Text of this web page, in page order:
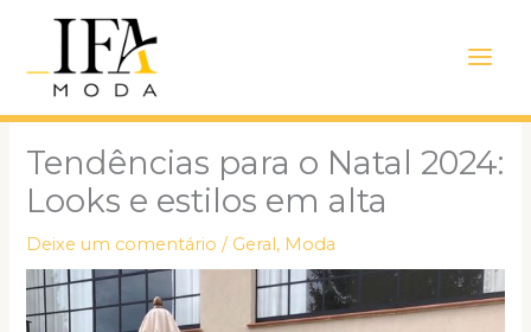
conteúdo
Menu
Tendências para o Natal 2024:
Looks e estilos em alta
Deixe um comentário / Geral, Moda